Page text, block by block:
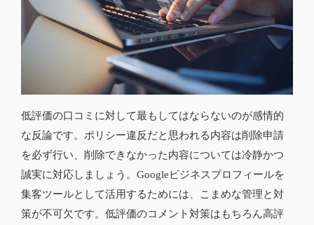
低評価の口コミに対して最もしてはならないのが感情的
な反論です。ポリシー違反だと思われる内容は削除申請
を必ず行い、削除できなかった内容については冷静かつ
誠実に対応しましょう。Googleビジネスプロフィールを
集客ツールとして活用するためには、こまめな管理と対
策が不可欠です。低評価のコメント対策はもちろん高評